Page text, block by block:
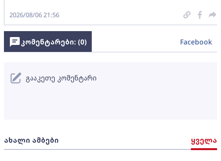
2026/08/06 21:56
ახალი ამბები ყველა
კომენტარები: (0) Facebook
გააკეთე კომენტარი